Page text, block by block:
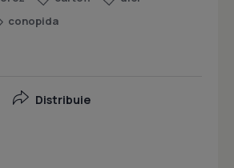
conopida
Distribuie